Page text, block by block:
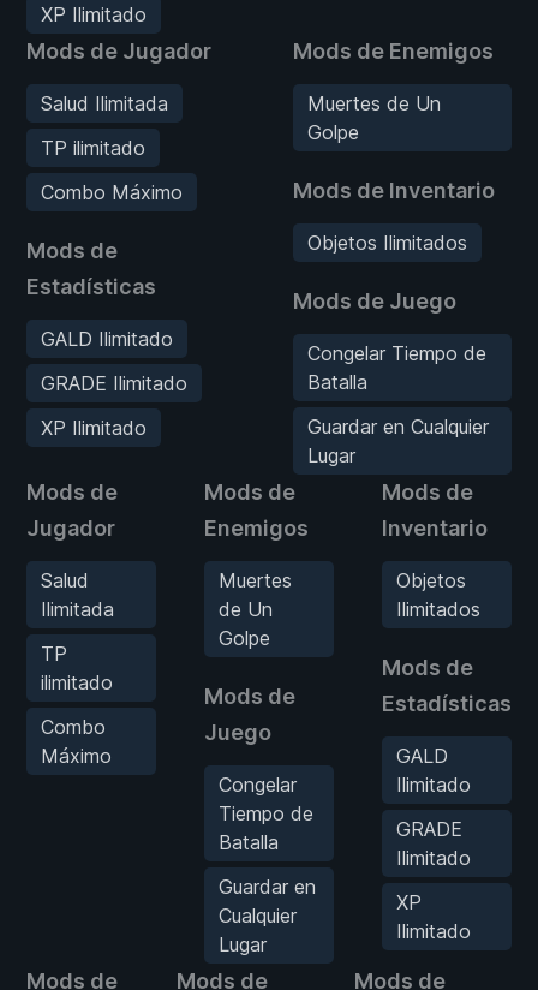
XP Ilimitado
Mods de Jugador
Salud Ilimitada
TP ilimitado
Combo Máximo
Mods de
Estadísticas
GALD Ilimitado
GRADE Ilimitado
XP Ilimitado
Mods de Enemigos
Muertes de Un
Golpe
Mods de Inventario
Objetos Ilimitados
Mods de Juego
Congelar Tiempo de
Batalla
Guardar en Cualquier
Lugar
Mods de
Jugador
Salud
Ilimitada
TP
ilimitado
Combo
Máximo
Mods de
Enemigos
Muertes
de Un
Golpe
Mods de
Juego
Congelar
Tiempo de
Batalla
Guardar en
Cualquier
Lugar
Mods de
Inventario
Objetos
Ilimitados
Mods de
Estadísticas
GALD
Ilimitado
GRADE
Ilimitado
XP
Ilimitado
Mods de
Mods de
Mods de